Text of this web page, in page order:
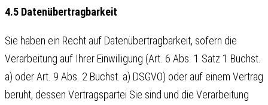
4.5 Datenübertragbarkeit
Sie haben ein Recht auf Datenübertragbarkeit, sofern die
Verarbeitung auf Ihrer Einwilligung (Art. 6 Abs. 1 Satz 1 Buchst.
a) oder Art. 9 Abs. 2 Buchst. a) DSGVO) oder auf einem Vertrag
beruht, dessen Vertragspartei Sie sind und die Verarbeitung